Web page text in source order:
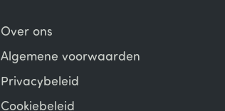
Over ons
Algemene voorwaarden
Privacybeleid
Cookiebeleid